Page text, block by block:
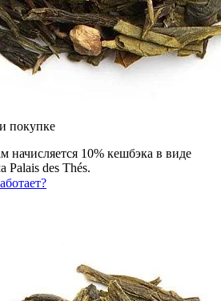
покупке
начисляется 10% кешбэка в виде
Palais des Thés.